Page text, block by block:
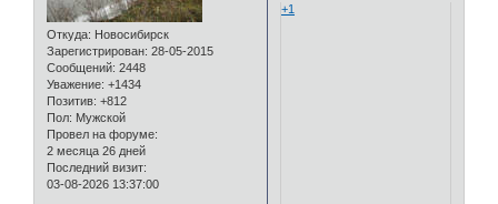
Откуда: Новосибирск
Зарегистрирован: 28-05-2015
Сообщений: 2448
Уважение: +1434
Позитив: +812
Пол: Мужской
Провел на форуме:
2 месяца 26 дней
Последний визит:
03-08-2026 13:37:00
+1